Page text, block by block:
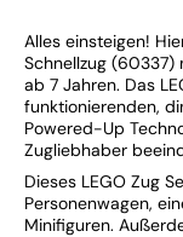
Alles einsteigen!
Schnellzug (60337)
ab 7 Jahren. Das
funktionierenden,
Powered-Up
Zugliebhaber
Dieses LEGO Zug
Personenwagen,
Minifiguren.